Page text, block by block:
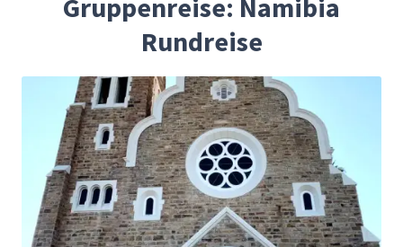
Gruppenreise: Namibia
Rundreise